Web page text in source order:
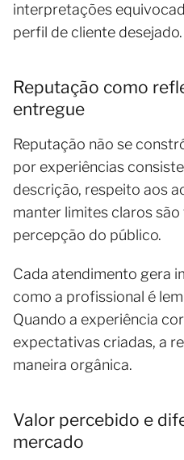
interpretações
perfil de cliente desejado.
Reputação como
entregue
Reputação não se
por experiências
descrição, respeito aos
manter limites claros
percepção do público.
Cada atendimento gera
como a profissional é
Quando a experiência
expectativas criadas, a
maneira orgânica.
Valor percebido e
mercado